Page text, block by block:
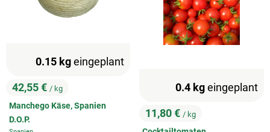
, Preis:
42,55 € / kg
Manchego Käse, Spanien
D.O.P.
0.15 kgeingeplant
, Preis:
11,80 € / kg
0.4 kg eingeplant